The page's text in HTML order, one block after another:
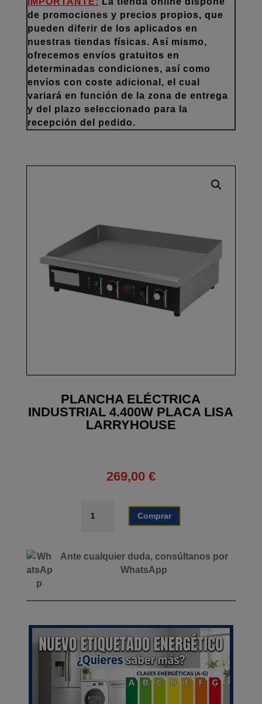
de promociones y precios propios, que
pueden diferir de los aplicados en
nuestras tiendas físicas. Así mismo,
ofrecemos envíos gratuitos en
determinadas condiciones, así como
envíos con coste adicional, el cual
variará en función de la zona de entrega
y del plazo seleccionado para la
recepción del pedido.
PLANCHA ELÉCTRICA
INDUSTRIAL 4.400W PLACA LISA
LARRYHOUSE
269,00 €
ELÉCTRICA
PLACA
cantidad
Comprar
Ante cualquier duda, consúltanos por
WhatsApp